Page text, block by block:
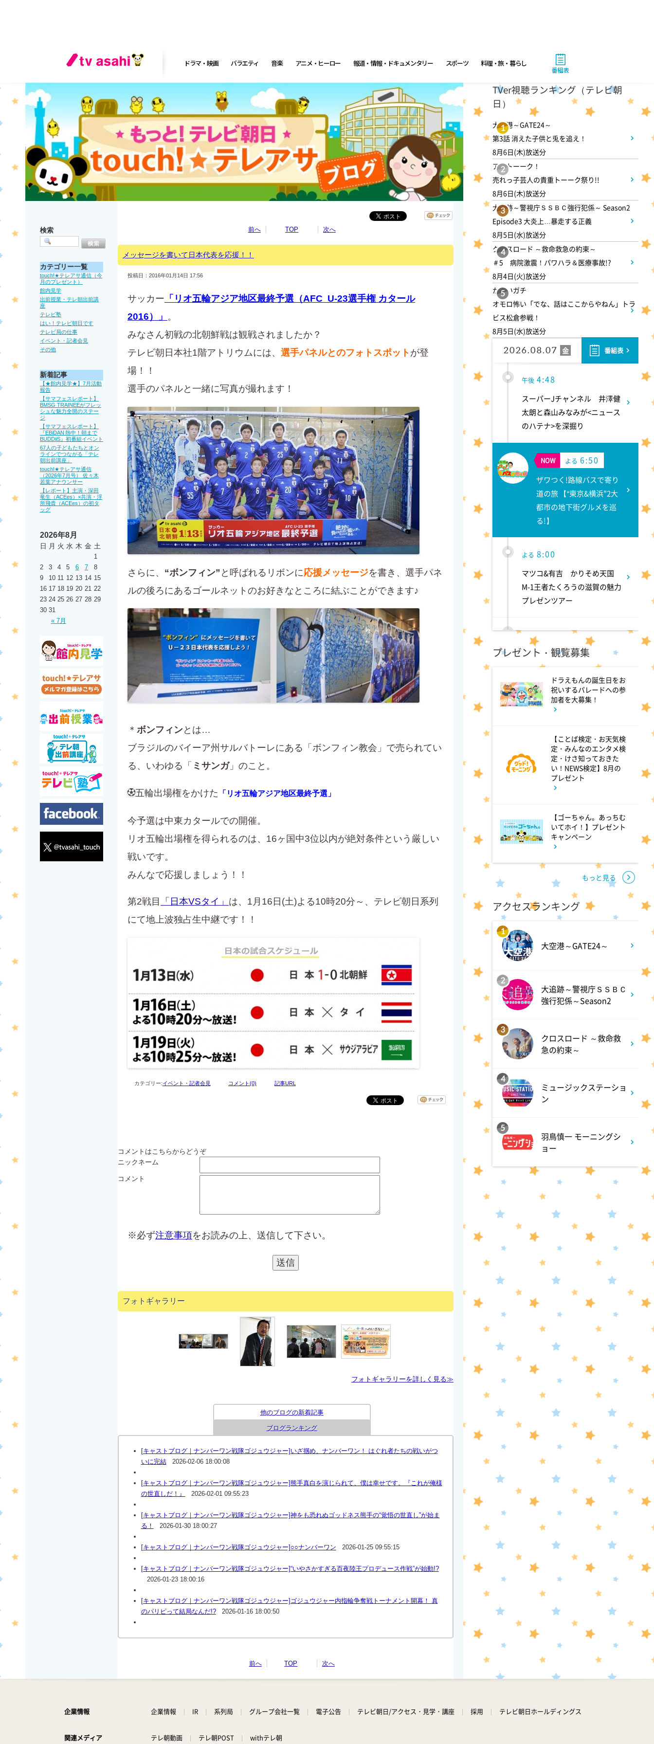
ドラマ・映画 バラエティ 音楽 アニメ・ヒーロー 報道・情報・ドキュメンタリー スポーツ 料理・旅・暮らし
番組表
検索
カテゴリー一覧
touch!★テレアサ通信（今
月のプレゼント）
館内見学
出前授業・テレ朝出前講
座
テレビ塾
はい！テレビ朝日です
テレビ局の仕事
イベント・記者会見
その他
新着記事
【★館内見学★】7月活動
報告
【サマフェスレポート】
BMSG TRAINEEがフレッ
シュな魅力全開のステー
ジ
【サマフェスレポート】
『EBiDAN 熱中！朝まで
BUDDiiS』初番組イベント
67人の子どもたちとオン
ラインでつながる「テレ
朝出前講座」
touch!★テレアサ通信
（2026年7月号） 佐々木
若葉アナウンサー
【レポート】主演・深田
竜生（ACEes）×共演・浮
所飛貴（ACEes）の初タ
ッグ
2026年8月
日 月 火 水 木 金 土
1
2
3 4 5 6 7
8
9
10 11 12 13 14 15
16 17 18 19 20 21 22
23 24 25 26 27 28 29
30 31
« 7月
前へ TOP 次へ
メッセージを書いて日本代表を応援！！
投稿日：2016年01月14日 17:56
サッカー 「リオ五輪アジア地区最終予選（AFC U-23選手権 カタール
2016）」 。
みなさん初戦の北朝鮮戦は観戦されましたか？
テレビ朝日本社1階アトリウムには、 選手パネルとのフォトスポットが登
場！！
選手のパネルと一緒に写真が撮れます！
さらに、 “ボンフィン” と呼ばれるリボンに応援メッセージを書き、選手パネ
ルの後ろにあるゴールネットのお好きなところに結ぶことができます♪
＊ ボンフィンとは…
ブラジルのバイーア州サルバトーレにある「ボンフィン教会」で売られてい
る、いわゆる「 ミサンガ」のこと。
五輪出場権をかけた 「リオ五輪アジア地区最終予選」
今予選は中東カタールでの開催。
リオ五輪出場権を得られるのは、16ヶ国中3位以内が絶対条件という厳しい
戦いです。
みんなで応援しましょう！！
第2戦目 「日本VSタイ」 は、1月16日(土)よる10時20分～、テレビ朝日系列
にて地上波独占生中継です！！
カテゴリー:イベント・記者会見 コメント(0) 記事URL
コメントはこちらからどうぞ
ニックネーム
コメント
※必ず注意事項をお読みの上、送信して下さい。
フォトギャラリー
フォトギャラリーを詳しく見る≫
他のブログの新着記事
ブログランキング
[キャストブログ｜ナンバーワン戦隊ゴジュウジャー]いざ掴め、ナンバーワン！ はぐれ者たちの戦いがつ
いに完結
2026-02-06 18:00:08
[キャストブログ｜ナンバーワン戦隊ゴジュウジャー]熊手真白を演じられて、僕は幸せです。『これが俺様
の世直しだ！』
2026-02-01 09:55:23
[キャストブログ｜ナンバーワン戦隊ゴジュウジャー]神をも恐れぬゴッドネス熊手の“覚悟の世直し”が始ま
る！
2026-01-30 18:00:27
[キャストブログ｜ナンバーワン戦隊ゴジュウジャー]○○ナンバーワン 2026-01-25 09:55:15
[キャストブログ｜ナンバーワン戦隊ゴジュウジャー]“いやさかすぎる百夜陸王プロデュース作戦”が始動!?
2026-01-23 18:00:16
[キャストブログ｜ナンバーワン戦隊ゴジュウジャー]ゴジュウジャー内指輪争奪戦トーナメント開幕！ 真
のパリピって結局なんだ!?
2026-01-16 18:00:50
前へ TOP 次へ
TVer視聴ランキング（テレビ朝
日）
1
大空港～GATE24～
第3話 消えた子供と兎を追え！
8月6日(木)放送分
2
アメトーーク！
売れっ子芸人の貴重トーーク祭り!!
8月6日(木)放送分
3
大追跡～警視庁ＳＳＢＣ強行犯係～ Season2
Episode3 大炎上…暴走する正義
8月5日(水)放送分
4
クロスロード ～救命救急の約束～
＃5 病院激震！パワハラ＆医療事故!?
8月4日(火)放送分
5
かまいガチ
オモロ怖い「でな、話はここからやねん」トラ
ビス松倉参戦！
8月5日(水)放送分
2026.08.07 金 番組表
DAIGOも台所 ～きょうの献
立 何にする?～ 簡単!コーヒ
午後 1:45
ANNニュース
午後 1:50
TOKYO EVERYONE
午後 1:55
午後もじゅん散歩
午後 2:53
科捜研の女12 #3
午後 3:50
相棒16 #11
午後 4:48
スーパーJチャンネル 井澤健
太朗と森山みなみが<ニュース
のハテナ>を深掘り
NOW よる 6:50
ザワつく!路線バスで寄り
道の旅 【“東京&横浜"2大
都市の地下街グルメを巡
る!】
よる 8:00
マツコ&有吉 かりそめ天国
M-1王者たくろうの滋賀の魅力
プレゼンツアー
8:54
私の幸福時間
よる 9:00
ミュージックステーション
HY…名曲続々!ATEEZがヒット
9:54
よる 11:10
る。
よる 11:40
気づきの扉
よる 11:45
深夜 0:45
キッチンカー大作戦!
深夜
バズマンTV
ラブ!!Jリーグ
深夜 2:00
2:20
テレ朝サマフェスナビ
2:22
全力!アオハル応援団
2:52
新日ちゃんぴおん! 天山広吉
クリニックでお悩み解決!
3:17
秘湯ロマン
プレゼント・観覧募集
ドラえもんの誕生日をお
祝いするパレードへの参
加者を大募集！
【ことば検定・お天気検
定・みんなのエンタメ検
定・けさ知っておきた
い！NEWS検定】8月の
プレゼント
【ゴーちゃん。あっちむ
いてホイ！】プレゼント
キャンペーン
もっと見る
アクセスランキング
1
大空港～GATE24～
2
大追跡～警視庁ＳＳＢＣ
強行犯係～Season2
3
クロスロード ～救命救
急の約束～
4
ミュージックステーショ
ン
5
羽鳥慎一 モーニングシ
ョー
企業情報 企業情報 IR 系列局 グループ会社一覧 電子公告 テレビ朝日/アクセス・見学・講座 採用 テレビ朝日ホールディングス
関連メディア テレ朝動画 テレ朝POST withテレ朝